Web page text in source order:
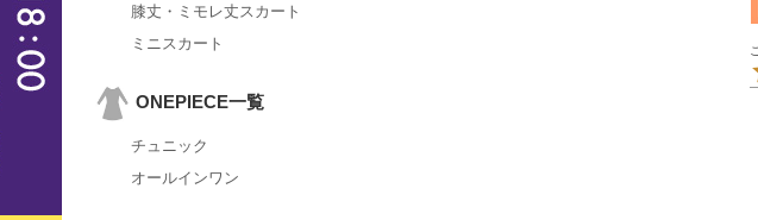
膝丈・ミモレ丈スカート
ミニスカート
ONEPIECE一覧
チュニック
オールインワン